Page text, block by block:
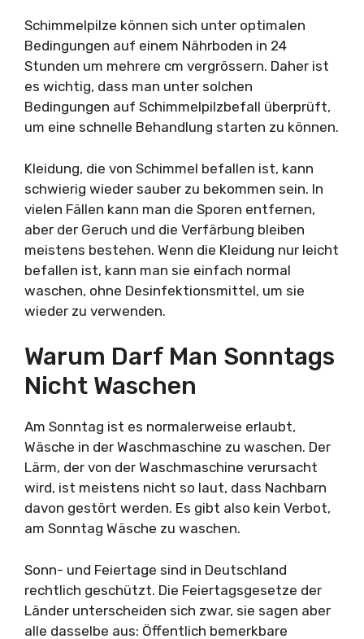
Schimmelpilze können sich unter optimalen
Bedingungen auf einem Nährboden in 24
Stunden um mehrere cm vergrössern. Daher ist
es wichtig, dass man unter solchen
Bedingungen auf Schimmelpilzbefall überprüft,
um eine schnelle Behandlung starten zu können.
Kleidung, die von Schimmel befallen ist, kann
schwierig wieder sauber zu bekommen sein. In
vielen Fällen kann man die Sporen entfernen,
aber der Geruch und die Verfärbung bleiben
meistens bestehen. Wenn die Kleidung nur leicht
befallen ist, kann man sie einfach normal
waschen, ohne Desinfektionsmittel, um sie
wieder zu verwenden.
Warum Darf Man Sonntags
Nicht Waschen
Am Sonntag ist es normalerweise erlaubt,
Wäsche in der Waschmaschine zu waschen. Der
Lärm, der von der Waschmaschine verursacht
wird, ist meistens nicht so laut, dass Nachbarn
davon gestört werden. Es gibt also kein Verbot,
am Sonntag Wäsche zu waschen.
Sonn- und Feiertage sind in Deutschland
rechtlich geschützt. Die Feiertagsgesetze der
Länder unterscheiden sich zwar, sie sagen aber
alle dasselbe aus: Öffentlich bemerkbare